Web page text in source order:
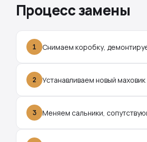
Процесс замены
1 Снимаем коробку,
2 Устанавливаем новый
3 Меняем сальники,